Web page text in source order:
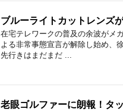
ブルーライトカットレンズ
在宅テレワークの普及の余波がメ
よる非常事態宣言が解除し始め、
先行きはまだまだ ...
老眼ゴルファーに朗報！タ